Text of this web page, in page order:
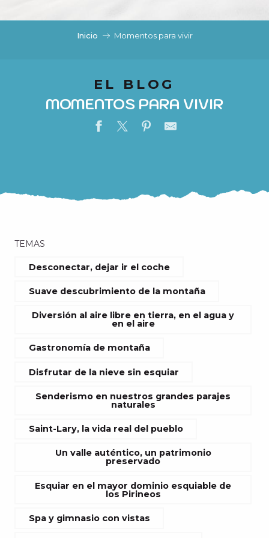
Inicio Momentos para vivir
EL BLOG
MOMENTOS PARA VIVIR
TEMAS
Desconectar, dejar ir el coche
Suave descubrimiento de la montaña
Diversión al aire libre en tierra, en el agua y
en el aire
Gastronomía de montaña
Disfrutar de la nieve sin esquiar
Senderismo en nuestros grandes parajes
naturales
Saint-Lary, la vida real del pueblo
Un valle auténtico, un patrimonio
preservado
Esquiar en el mayor dominio esquiable de
los Pirineos
Spa y gimnasio con vistas